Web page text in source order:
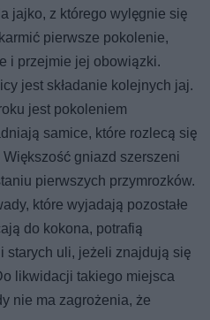
jajko, z którego wylęgnie się
pierwsze pokolenie,
i przejmie jej obowiązki.
jest składanie kolejnych jaj.
jest pokoleniem
samice, które rozlecą się
gniazd szerszeni
pierwszych przymrozków.
które wyjadają pozostałe
do kokona, potrafią
starych uli, jeżeli znajdują się
likwidacji takiego miejsca
nie ma zagrożenia, że